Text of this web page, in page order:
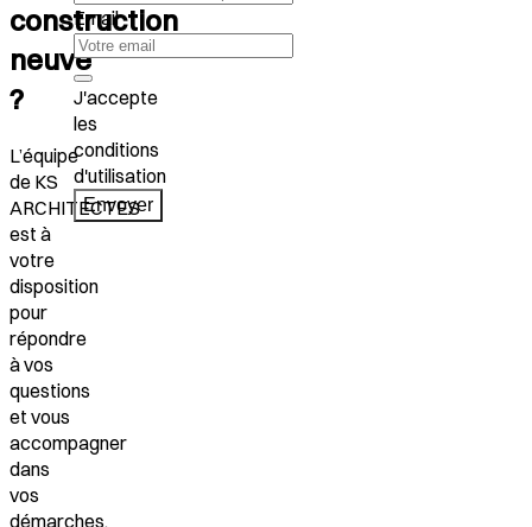
construction
neuve
?
L’équipe
de KS
ARCHITECTES
est à
votre
disposition
pour
répondre
à vos
questions
et vous
accompagner
dans
vos
démarches.
Email
J'accepte
les
conditions
d'utilisation
Envoyer